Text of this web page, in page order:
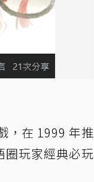
，在 1999 年推
圈玩家經典必玩